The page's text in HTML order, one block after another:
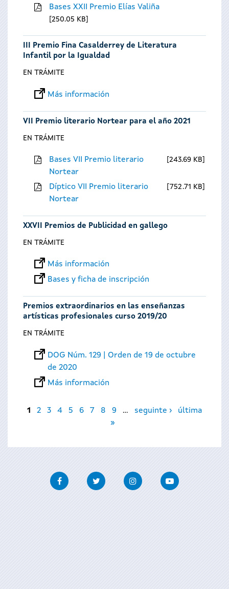
Bases XXII Premio Elías Valiña
250.05 KB
III Premio Fina Casalderrey de Literatura
Infantil por la Igualdad
EN TRÁMITE
Más información
VII Premio literario Nortear para el año 2021
EN TRÁMITE
Bases VII Premio literario
Nortear
243.69 KB
Díptico VII Premio literario
Nortear
752.71 KB
XXVII Premios de Publicidad en gallego
EN TRÁMITE
Más información
Bases y ficha de inscripción
Premios extraordinarios en las enseñanzas
artísticas profesionales curso 2019/20
EN TRÁMITE
DOG Núm. 129 | Orden de 19 de octubre
de 2020
Más información
Páginas
1 2 3 4 5 6 7 8 9 … seguinte ›
última
»
FacebookTwitter InstagramYoutube